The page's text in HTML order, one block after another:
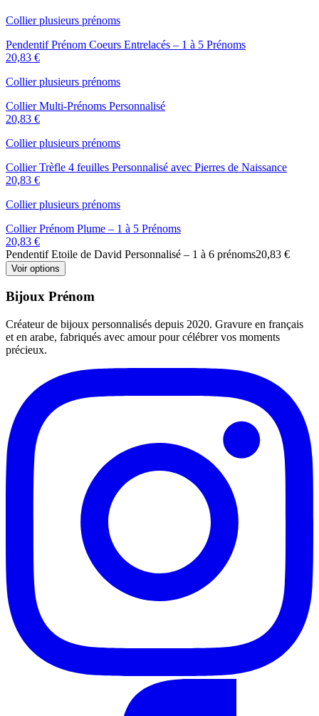
Collier plusieurs prénoms
Pendentif Prénom Coeurs Entrelacés – 1 à 5 Prénoms
20,83 €
Collier plusieurs prénoms
Collier Multi-Prénoms Personnalisé
20,83 €
Collier plusieurs prénoms
Collier Trèfle 4 feuilles Personnalisé avec Pierres de Naissance
20,83 €
Collier plusieurs prénoms
Collier Prénom Plume – 1 à 5 Prénoms
20,83 €
Pendentif Etoile de David Personnalisé – 1 à 6 prénoms20,83 €
Voir options
Bijoux Prénom
Créateur de bijoux personnalisés depuis 2020. Gravure en français
et en arabe, fabriqués avec amour pour célébrer vos moments
précieux.